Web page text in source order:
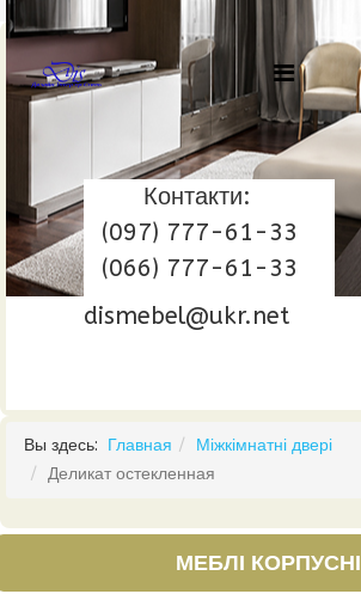
Контакти:
(097) 777-61-33
(066) 777-61-33
dismebel@ukr.net
Вы здесь: Главная
Міжкімнатні двері
Деликат остекленная
МЕБЛІ КОРПУСНІ